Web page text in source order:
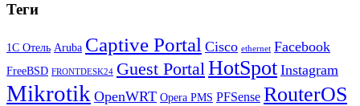
Теги
1С Отель Aruba Captive Portal Cisco ethernet Facebook
FreeBSD FRONTDESK24 Guest PortalHotSpot Instagram
Mikrotik OpenWRT Opera PMS PFSense RouterOS